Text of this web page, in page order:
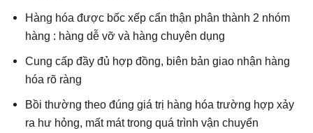
Hàng hóa được bốc xếp cẩn thận phân thành 2 nhóm
hàng : hàng dễ vỡ và hàng chuyên dụng
Cung cấp đầy đủ hợp đồng, biên bản giao nhận hàng
hóa rõ ràng
Bồi thường theo đúng giá trị hàng hóa trường hợp xảy
ra hư hỏng, mất mát trong quá trình vận chuyển